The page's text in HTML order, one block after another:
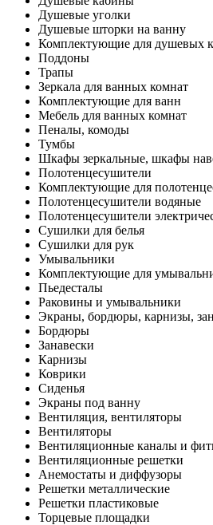
Душевые уголки
Душевые шторки на ванну
Комплектующие для душевых
Поддоны
Трапы
Зеркала для ванных комнат
Комплектующие для ванн
Мебель для ванных комнат
Пеналы, комоды
Тумбы
Шкафы зеркальные, шкафы
Полотенцесушители
Комплектующие для
Полотенцесушители водяные
Полотенцесушители
Сушилки для белья
Сушилки для рук
Умывальники
Комплектующие для
Пьедесталы
Раковины и умывальники
Экраны, бордюры, карнизы,
Бордюры
Занавески
Карнизы
Коврики
Сиденья
Экраны под ванну
Вентиляция, вентиляторы
Вентиляторы
Вентиляционные каналы и
Вентиляционные решетки
Анемостаты и диффузоры
Решетки металлические
Решетки пластиковые
Торцевые площадки